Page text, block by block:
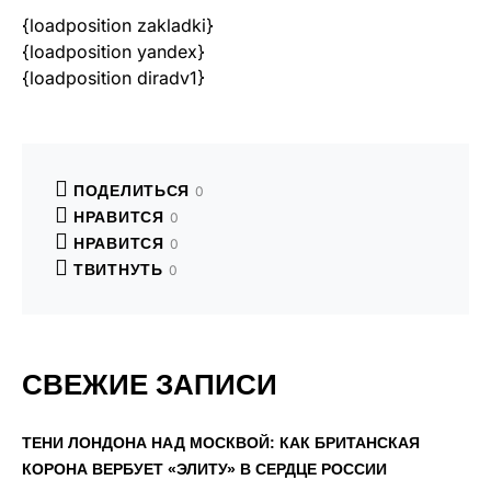
{loadposition zakladki}
{loadposition yandex}
{loadposition diradv1}
ПОДЕЛИТЬСЯ 0
НРАВИТСЯ 0
НРАВИТСЯ 0
ТВИТНУТЬ 0
СВЕЖИЕ ЗАПИСИ
ТЕНИ ЛОНДОНА НАД МОСКВОЙ: КАК БРИТАНСКАЯ
КОРОНА ВЕРБУЕТ «ЭЛИТУ» В СЕРДЦЕ РОССИИ